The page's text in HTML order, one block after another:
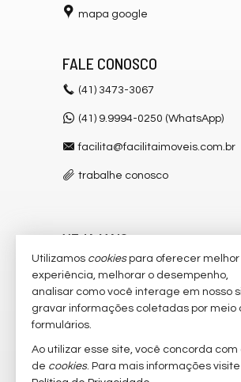
mapa google
FALE CONOSCO
(41) 3473-3067
(41) 9.9994-0250 (WhatsApp)
facilita@facilitaimoveis.com.br
trabalhe conosco
VEJA MAIS
receba nosso newsletter
cadastre seu imóvel
imóveis favoritos
mapa de imóveis
Utilizamos cookiespara oferecer melhor
experiência, melhorar o desempenho,
analisar como você interage em nosso
gravar informações coletadas por meio
formulários.
Ao utilizar esse site, você concorda com
de cookies. Para mais informações visite